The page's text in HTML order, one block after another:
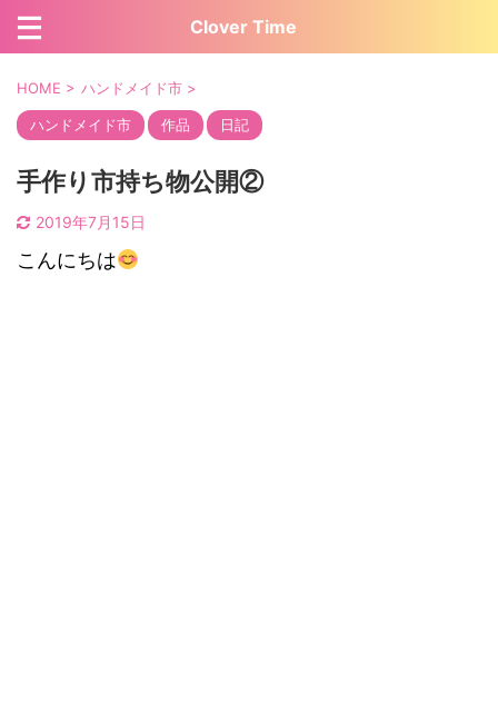
Clover Time
HOME > ハンドメイド市 >
ハンドメイド市 作品 日記
手作り市持ち物公開②
2019年7月15日
こんにちは